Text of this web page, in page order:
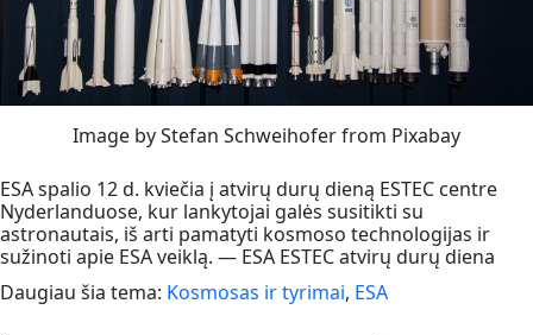
Image by Stefan Schweihofer from Pixabay
ESA spalio 12 d. kviečia į atvirų durų dieną ESTEC centre
Nyderlanduose, kur lankytojai galės susitikti su
astronautais, iš arti pamatyti kosmoso technologijas ir
sužinoti apie ESA veiklą. — ESA ESTEC atvirų durų diena
Daugiau šia tema: Kosmosas ir tyrimai, ESA